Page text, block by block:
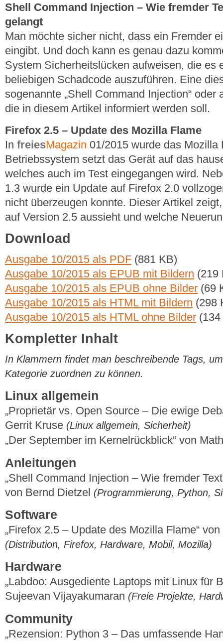
Shell Command Injection – Wie fremder
gelangt
Man möchte sicher nicht, dass ein Fremder
eingibt. Und doch kann es genau dazu
System Sicherheitslücken aufweisen, die es
beliebigen Schadcode auszuführen. Eine
sogenannte „Shell Command Injection“ oder
die in diesem Artikel informiert werden soll.
Firefox 2.5 – Update des Mozilla Flame
In freiesMagazin 01/2015 wurde das Mozilla
Betriebssystem setzt das Gerät auf das
welches auch im Test eingegangen wird.
1.3 wurde ein Update auf Firefox 2.0
nicht überzeugen konnte. Dieser Artikel
auf Version 2.5 aussieht und welche
Download
Ausgabe 10/2015 als PDF (881 KB)
Ausgabe 10/2015 als EPUB mit Bildern (219
Ausgabe 10/2015 als EPUB ohne Bilder (69
Ausgabe 10/2015 als HTML mit Bildern (298
Ausgabe 10/2015 als HTML ohne Bilder
Kompletter Inhalt
In Klammern findet man beschreibende Tags,
Kategorie zuordnen zu können.
Linux allgemein
„Proprietär vs. Open Source – Die ewige
Gerrit Kruse (Linux allgemein, Sicherheit)
„Der September im Kernelrückblick“ von
Anleitungen
„Shell Command Injection – Wie fremder
von Bernd Dietzel (Programmierung, Python,
Software
„Firefox 2.5 – Update des Mozilla Flame“
(Distribution, Firefox, Hardware, Mobil, Mozilla)
Hardware
„Labdoo: Ausgediente Laptops mit Linux für
Sujeevan Vijayakumaran (Freie Projekte,
Community
„Rezension: Python 3 – Das umfassende